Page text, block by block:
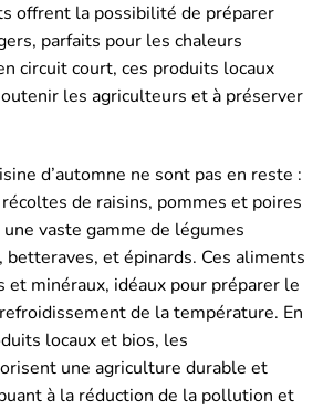
offrent la possibilité de préparer
parfaits pour les chaleurs
circuit court, ces produits locaux
les agriculteurs et à préserver
d’automne ne sont pas en reste :
de raisins, pommes et poires
vaste gamme de légumes
betteraves, et épinards. Ces aliments
et minéraux, idéaux pour préparer le
de la température. En
locaux et bios, les
une agriculture durable et
à la réduction de la pollution et